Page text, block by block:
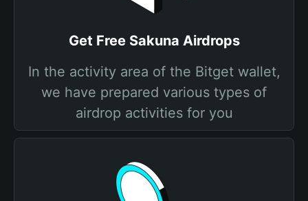
Get Free Sakuna Airdrops
In the activity area of the Bitget wallet,
we have prepared various types of
airdrop activities for you